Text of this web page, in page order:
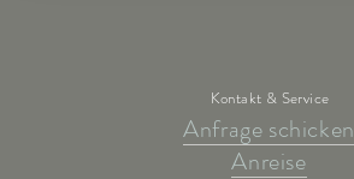
Kontakt & Service
Anfrage schicken
Anreise